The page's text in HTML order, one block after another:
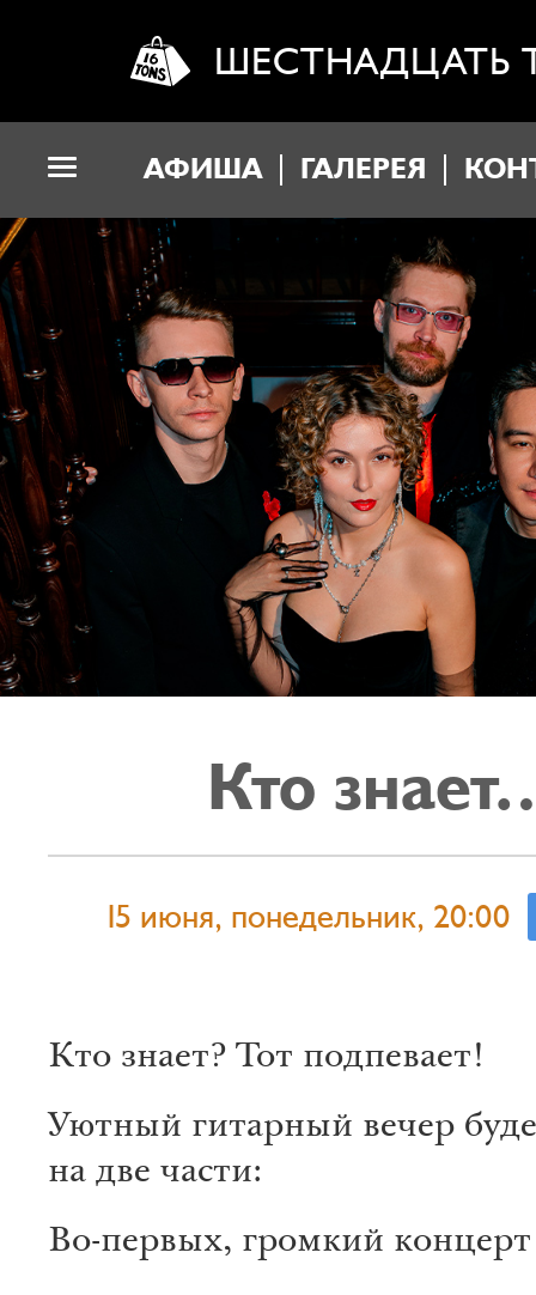
ШЕСТНАДЦАТЬ
АФИША ГАЛЕРЕЯ
Кто
15 июня, понедельник, 20:00
Кто знает? Тот подпевает!
Уютный гитарный вечер
на две части:
Во-первых, громкий